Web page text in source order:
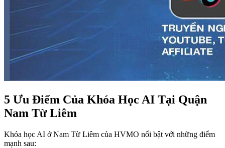
5 Ưu Điểm Của Khóa Học AI Tại Quận
Nam Từ Liêm
Khóa học AI ở Nam Từ Liêm của HVMO nổi bật với những điểm
mạnh sau: